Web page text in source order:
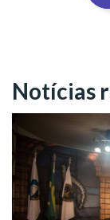
uma consciência
Paiva Netto, a
Iluminação
ACruzada do
Notícias